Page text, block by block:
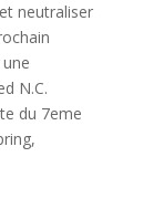
neutraliser
N.C.
du 7eme